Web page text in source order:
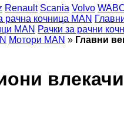
Renault Scania Volvo
рачна кочница MAN
MAN Рачки за рачни
Мотори MAN » Главни
влекачи